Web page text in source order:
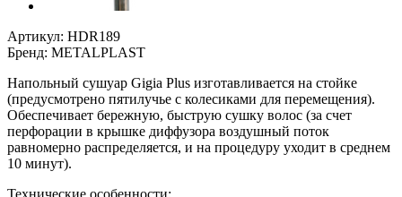
Артикул: HDR189
Бренд: METALPLAST
Напольный сушуар Gigia Plus изготавливается на стойке
(предусмотрено пятилучье с колесиками для перемещения).
Обеспечивает бережную, быструю сушку волос (за счет
перфорации в крышке диффузора воздушный поток
равномерно распределяется, и на процедуру уходит в среднем
10 минут).
Технические особенности: